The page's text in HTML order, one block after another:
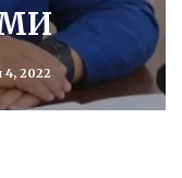
2022